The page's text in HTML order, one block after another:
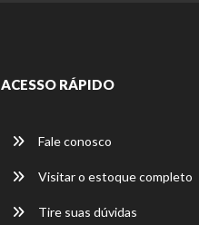
ACESSO RÁPIDO
Fale conosco
Visitar o estoque completo
Tire suas dúvidas